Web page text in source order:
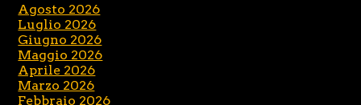
Agosto 2026
Luglio 2026
Giugno 2026
Maggio 2026
Aprile 2026
Marzo 2026
Febbraio 2026